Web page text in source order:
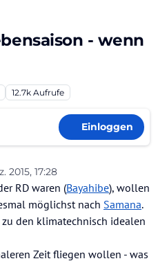
- wenn
12.7k Aufrufe
Einloggen
2015, 17:28
RD waren (Bayahibe), wollen
möglichst nach Samana.
den klimatechnisch idealen
Zeit fliegen wollen - was